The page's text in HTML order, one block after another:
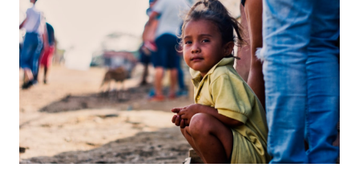
ど
も
た
ち
医
を